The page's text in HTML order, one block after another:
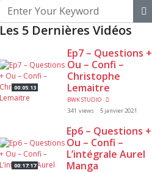
Les 5 Dernières Vidéos
00:05:13
Ep7 – Questions +
Ou – Confi –
Christophe
Lemaitre
BWK STUDIO
341 views
5 janvier 2021
00:17:17
Ep6 – Questions +
Ou – Confi –
L’intégrale Aurel
Manga